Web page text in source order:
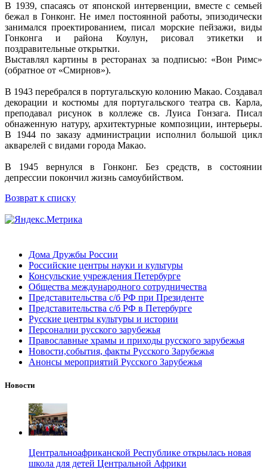
В 1939, спасаясь от японской интервенции, вместе с семьей
бежал в Гонконг. Не имел постоянной работы, эпизодически
занимался проектированием, писал морские пейзажи, виды
Гонконга и района Коулун, рисовал этикетки и
поздравительные открытки.
Выставлял картины в ресторанах за подписью: «Вон Римс»
(обратное от «Смирнов»).
В 1943 перебрался в португальскую колонию Макао. Создавал
декорации и костюмы для португальского театра св. Карла,
преподавал рисунок в коллеже св. Луиса Гонзага. Писал
обнаженную натуру, архитектурные композиции, интерьеры.
В 1944 по заказу администрации исполнил большой цикл
акварелей с видами города Макао.
В 1945 вернулся в Гонконг. Без средств, в состоянии
депрессии покончил жизнь самоубийством.
Возврат к списку
Дома Дружбы России
Российские центры науки и культуры
Консульские учреждения Петербурге
Общества международного сотрудничества
Представительства с/б РФ при Президенте
Представительства с/б РФ в Петербурге
Русские центры культуры и истории
Персоналии русского зарубежья
Православные храмы и приходы русского зарубежья
Новости,события, факты Русского Зарубежья
Анонсы мероприятий Русского Зарубежья
Новости
Центральноафриканской Республике открылась новая
школа для детей Центральной Африки